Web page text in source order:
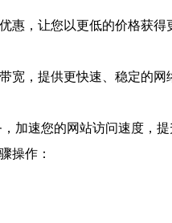
，让您以更低的价格获得
宽，提供更快速、稳定的网
加速您的网站访问速度，提
操作：